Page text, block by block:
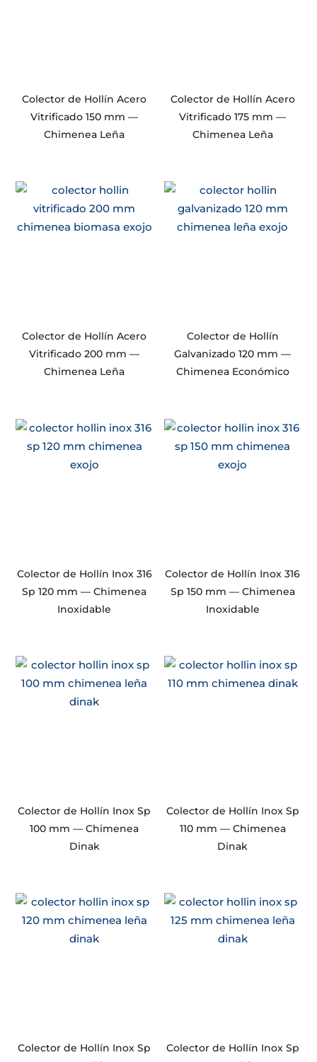
Colector de Hollín Acero
Vitrificado 150 mm —
Chimenea Leña
Colector de Hollín Acero
Vitrificado 175 mm —
Chimenea Leña
Colector de Hollín Acero
Vitrificado 200 mm —
Chimenea Leña
Colector de Hollín
Galvanizado 120 mm —
Chimenea Económico
Colector de Hollín Inox 316
Sp 120 mm — Chimenea
Inoxidable
Colector de Hollín Inox 316
Sp 150 mm — Chimenea
Inoxidable
Colector de Hollín Inox Sp
100 mm — Chimenea
Dinak
Colector de Hollín Inox Sp
110 mm — Chimenea
Dinak
Colector de Hollín Inox Sp
Colector de Hollín Inox Sp